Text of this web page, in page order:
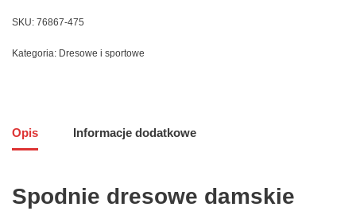
SKU: 76867-475
Kategoria: Dresowe i sportowe
Opis Informacje dodatkowe
Spodnie dresowe damskie